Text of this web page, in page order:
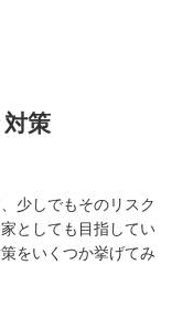
策
少しでもそのリスク
としても目指してい
をいくつか挙げてみ